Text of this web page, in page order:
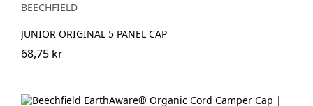
BEECHFIELD
JUNIOR ORIGINAL 5 PANEL CAP
68,75 kr